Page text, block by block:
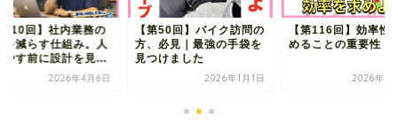
110回】社内業務の
を減らす仕組み。人
やす前に設計を見...
2026年4月6日
【第50回】バイク訪問の
方、必見｜最強の手袋を
見つけました
2026年1月1日
【第116回】効率性
めることの重要性
2026年4